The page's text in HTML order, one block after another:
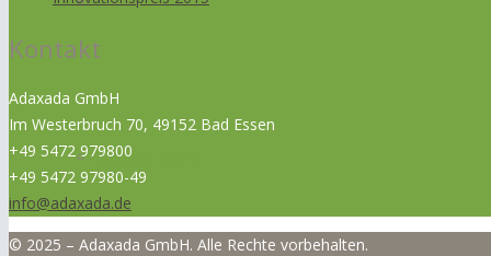
Naturprodukt
Kontakt
Adaxada GmbH
Im Westerbruch 70, 49152 Bad Essen
+49 5472 979800
+49 5472 97980-49
info@adaxada.de
© 2025 – Adaxada GmbH. Alle Rechte vorbehalten.